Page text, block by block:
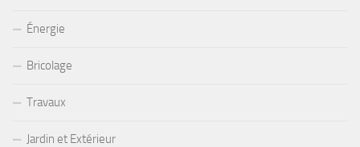
Énergie
Bricolage
Travaux
Jardin et Extérieur